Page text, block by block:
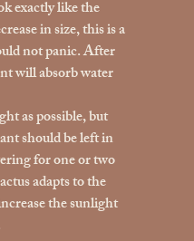
exactly like the
in size, this is a
not panic. After
will absorb water
as possible, but
should be left in
for one or two
adapts to the
the sunlight